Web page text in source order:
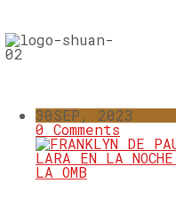
30SEP, 2023
0 Comments